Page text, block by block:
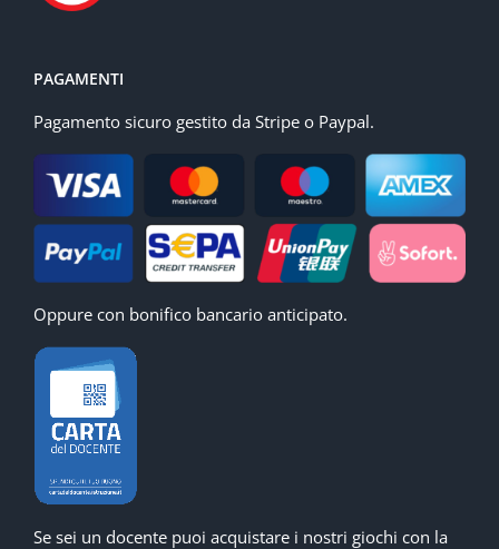
PAGAMENTI
Pagamento sicuro gestito da Stripe o Paypal.
Oppure con bonifico bancario anticipato.
Se sei un docente puoi acquistare i nostri giochi con la